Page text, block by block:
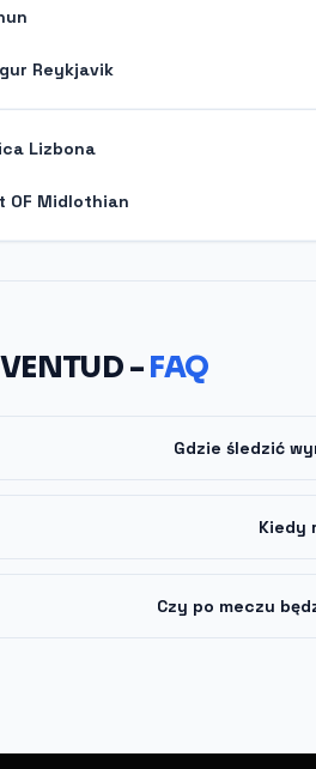
Reykjavik
Lizbona
OF Midlothian
- FAQ
Gdzie śledzić
Kiedy
Czy po meczu